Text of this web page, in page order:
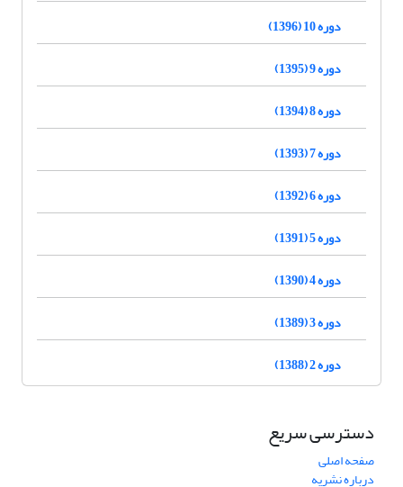
دوره 10 (1396)
دوره 9 (1395)
دوره 8 (1394)
دوره 7 (1393)
دوره 6 (1392)
دوره 5 (1391)
دوره 4 (1390)
دوره 3 (1389)
دوره 2 (1388)
دسترسی سریع
صفحه اصلی
درباره نشریه